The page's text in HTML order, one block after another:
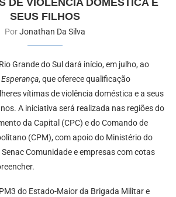
DE VIOLÊNCIA DOMÉSTICA E
SEUS FILHOS
PorJonathan Da Silva
Grande do Sul dará início, em julho, ao
, que oferece qualificação
vítimas de violência doméstica e a seus
A iniciativa será realizada nas regiões do
da Capital (CPC) e do Comando de
(CPM), com apoio do Ministério do
Comunidade e empresas com cotas
do Estado-Maior da Brigada Militar e